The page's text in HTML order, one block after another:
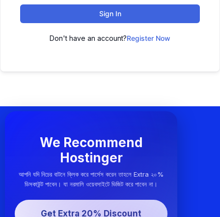
Sign In
Don't have an account?Register Now
We Recommend
Hostinger
আপনি যদি নিচের বাটনে ক্লিক করে পার্সেস করেন তাহলে Extra ২০%
ডিসকাউন্ট পাবেন। যা নরমালি ওয়েবসাইটে ভিজিট করে পাবেন না।
Get Extra 20% Discount